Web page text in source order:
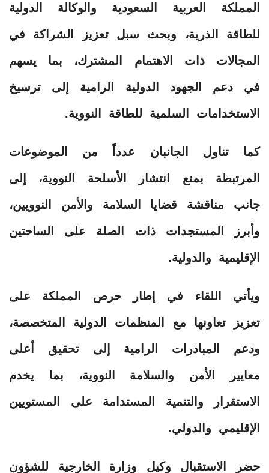
المملكة العربية السعودية والوكالة الدولية
للطاقة الذرية، وبحث سبل تعزيز الشراكة في
المجالات ذات الاهتمام المشترك، بما يسهم
في دعم الجهود الدولية الرامية إلى ترسيخ
الاستخدامات السلمية للطاقة النووية.
كما تناول الجانبان عدداً من الموضوعات
المرتبطة بمنع انتشار الأسلحة النووية، إلى
جانب مناقشة قضايا السلامة والأمن النوويين،
وأبرز المستجدات ذات الصلة على الساحتين
الإقليمية والدولية.
ويأتي اللقاء في إطار حرص المملكة على
تعزيز تعاونها مع المنظمات الدولية المتخصصة،
ودعم المبادرات الرامية إلى تحقيق أعلى
معايير الأمن والسلامة النووية، بما يخدم
الاستقرار والتنمية المستدامة على المستويين
الإقليمي والدولي.
حضر الاستقبال وكيل وزارة الخارجية للشؤون